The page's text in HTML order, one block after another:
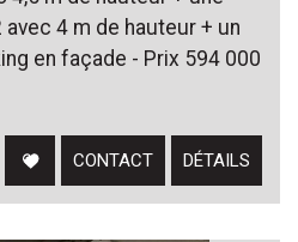
4 m de hauteur + un
en façade - Prix 594 000
CONTACT DÉTAILS